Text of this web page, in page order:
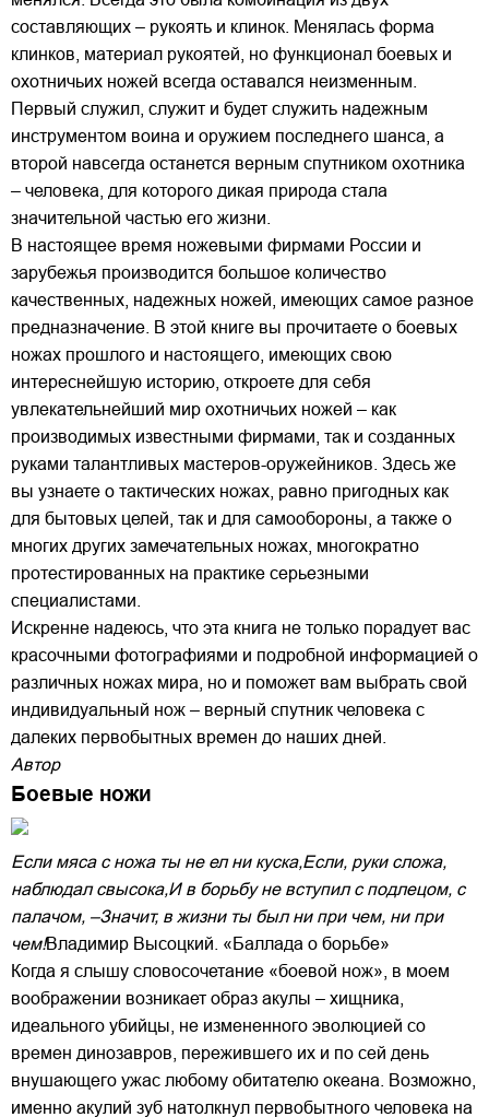
составляющих – рукоять и клинок. Менялась форма
клинков, материал рукоятей, но функционал боевых и
охотничьих ножей всегда оставался неизменным.
Первый служил, служит и будет служить надежным
инструментом воина и оружием последнего шанса, а
второй навсегда останется верным спутником охотника
– человека, для которого дикая природа стала
значительной частью его жизни.
В настоящее время ножевыми фирмами России и
зарубежья производится большое количество
качественных, надежных ножей, имеющих самое разное
предназначение. В этой книге вы прочитаете о боевых
ножах прошлого и настоящего, имеющих свою
интереснейшую историю, откроете для себя
увлекательнейший мир охотничьих ножей – как
производимых известными фирмами, так и созданных
руками талантливых мастеров-оружейников. Здесь же
вы узнаете о тактических ножах, равно пригодных как
для бытовых целей, так и для самообороны, а также о
многих других замечательных ножах, многократно
протестированных на практике серьезными
специалистами.
Искренне надеюсь, что эта книга не только порадует вас
красочными фотографиями и подробной информацией о
различных ножах мира, но и поможет вам выбрать свой
индивидуальный нож – верный спутник человека с
далеких первобытных времен до наших дней.
Автор
Боевые ножи
Если мяса с ножа ты не ел ни куска,Если, pуки сложа,
наблюдал свысока,И в боpьбу не вступил с подлецом, с
палачом, –Значит, в жизни ты был ни пpи чем, ни пpи
чем!Владимир Высоцкий. «Баллада о борьбе»
Когда я слышу словосочетание «боевой нож», в моем
воображении возникает образ акулы – хищника,
идеального убийцы, не измененного эволюцией со
времен динозавров, пережившего их и по сей день
внушающего ужас любому обитателю океана. Возможно,
именно акулий зуб натолкнул первобытного человека на